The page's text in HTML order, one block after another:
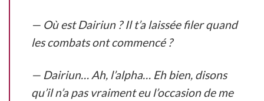
— Où est Dairiun ? Il t’a laissée filer quand
les combats ont commencé ?
— Dairiun… Ah, l’alpha… Eh bien, disons
qu’il n’a pas vraiment eu l’occasion de me